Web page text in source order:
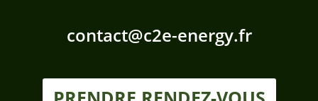
contact@c2e-energy.fr